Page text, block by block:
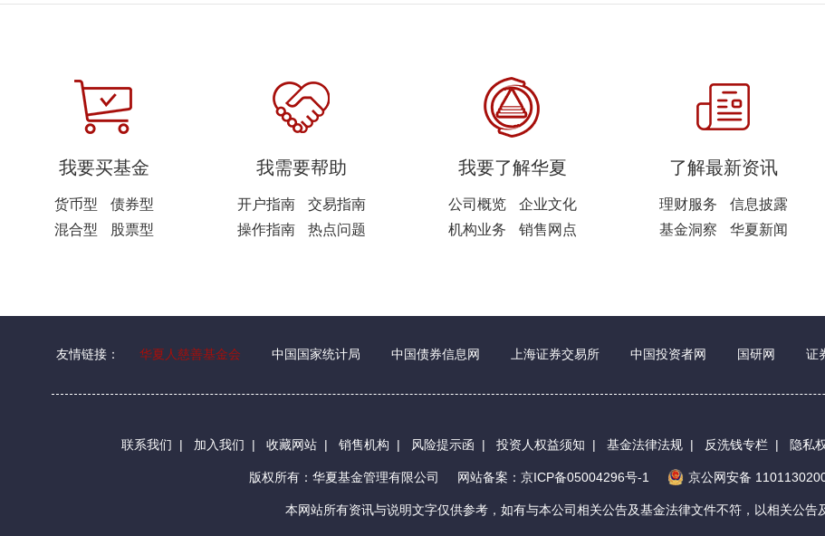
我要买基金
货币型
债券型
混合型
股票型
我需要帮助
开户指南
交易指南
操作指南
热点问题
我要了解华夏
公司概览
企业文化
机构业务
销售网点
了解最新资讯
理财服务
信息披露
基金洞察
华夏新闻
友情链接： 华夏人慈善基金会 中国国家统计局 中国债券信息网 上海证券交易所 中国投资者网 国研网 证
联系我们 | 加入我们 | 收藏网站 | 销售机构 | 风险提示函 | 投资人权益须知 | 基金法律法规 | 反洗钱专栏 | 隐私
版权所有：华夏基金管理有限公司 网站备案：京ICP备05004296号-1 京公网安备
本网站所有资讯与说明文字仅供参考，如有与本公司相关公告及基金法律文件不符，以相关公告